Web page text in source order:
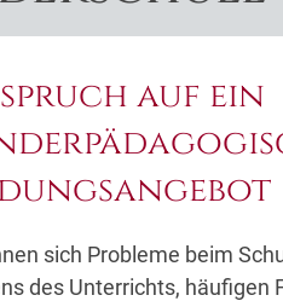
auf ein
sich Probleme beim
des Unterrichts, häufigen